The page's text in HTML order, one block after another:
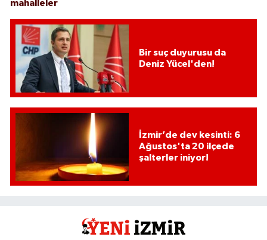
mahalleler
Bir suç duyurusu da
Deniz Yücel'den!
İzmir’de dev kesinti: 6
Ağustos'ta 20 ilçede
şalterler iniyor!